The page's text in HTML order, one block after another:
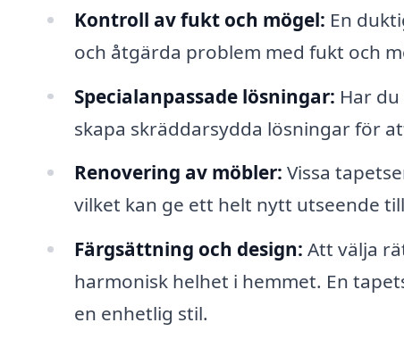
Kontroll av fukt och mögel: En
och åtgärda problem med fukt och
Specialanpassade lösningar: Har
skapa skräddarsydda lösningar för
Renovering av möbler: Vissa
vilket kan ge ett helt nytt utseende
Färgsättning och design: Att välja
harmonisk helhet i hemmet. En
en enhetlig stil.